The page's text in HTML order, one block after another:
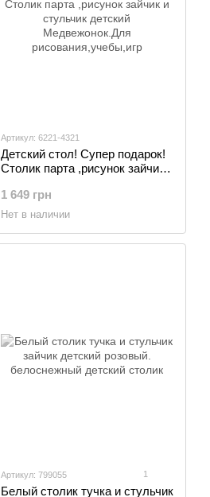
Артикул: 6221-4321
Детский стол! Супер подарок!
Столик парта ,рисунок зайчик
Медвежонок.Для
рисования,учебы,игр, синий
1 649 грн
Нет в наличии
Артикул: 799055 1
Белый столик тучка и стульчик